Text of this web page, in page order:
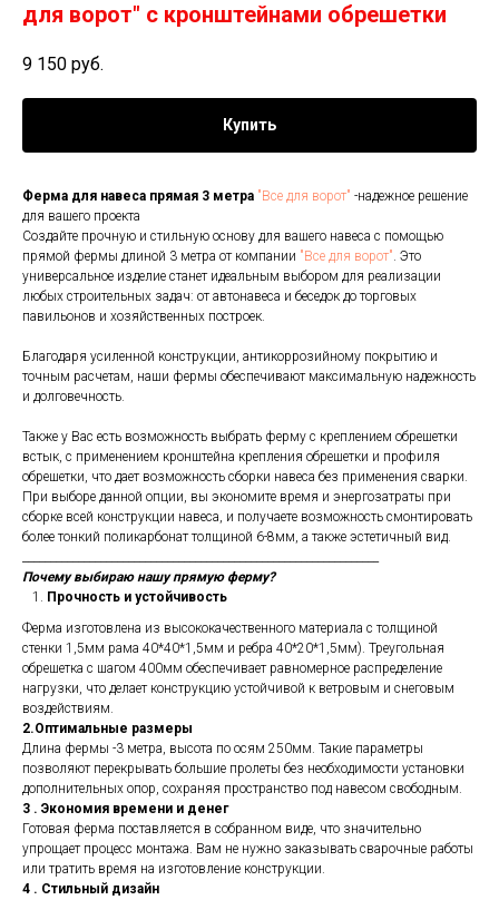
для ворот" с кронштейнами обрешетки
9 150 руб.
Купить
Ферма для навеса прямая 3 метра "Все для ворот" -надежное решение
для вашего проекта
Создайте прочную и стильную основу для вашего навеса с помощью
прямой фермы длиной 3 метра от компании "Все для ворот". Это
универсальное изделие станет идеальным выбором для реализации
любых строительных задач: от автонавеса и беседок до торговых
павильонов и хозяйственных построек.
Благодаря усиленной конструкции, антикоррозийному покрытию и
точным расчетам, наши фермы обеспечивают максимальную надежность
и долговечность.
Также у Вас есть возможность выбрать ферму с креплением обрешетки
встык, с применением кронштейна крепления обрешетки и профиля
обрешетки, что дает возможность сборки навеса без применения сварки.
При выборе данной опции, вы экономите время и энергозатраты при
сборке всей конструкции навеса, и получаете возможность смонтировать
более тонкий поликарбонат толщиной 6-8мм, а также эстетичный вид.
Почему выбираю нашу прямую ферму?
Прочность и устойчивость
Ферма изготовлена из высококачественного материала с толщиной
стенки 1,5мм рама 40*40*1,5мм и ребра 40*20*1,5мм). Треугольная
обрешетка с шагом 400мм обеспечивает равномерное распределение
нагрузки, что делает конструкцию устойчивой к ветровым и снеговым
воздействиям.
2.Оптимальные размеры
Длина фермы -3 метра, высота по осям 250мм. Такие параметры
позволяют перекрывать большие пролеты без необходимости установки
дополнительных опор, сохраняя пространство под навесом свободным.
3 . Экономия времени и денег
Готовая ферма поставляется в собранном виде, что значительно
упрощает процесс монтажа. Вам не нужно заказывать сварочные работы
или тратить время на изготовление конструкции.
4 . Стильный дизайн